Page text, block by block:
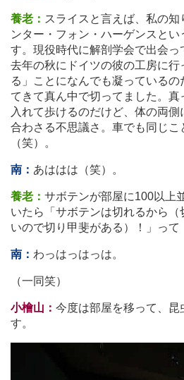
養老： スライスと言えば、私の
ンター・フォン・ハーゲンスと
す。現役時代に解剖学会で出会っ
去年の秋にドイツの彼の工房に行
る」ことになんでも凝っている
てきて真ん中で切ってました。
入れて歩けるのだけど、体の両
合わさる不思議さ。車でも同じこ
（笑）。
南： あははは（笑）。
養老： サボテンが部屋に100以上
いたら「サボテンは切れるから（
いので切り甲斐がある）！」って
南： わっはっはっは。
（一同笑）
小檜山： 今度は部屋を移って、
す。